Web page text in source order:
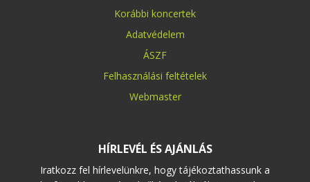
Korábbi koncertek
Adatvédelem
ÁSZF
Felhasználási feltételek
Webmaster
HÍRLEVÉL ÉS AJÁNLÁS
Iratkozz fel hírlevelünkre, hogy tájékoztathassunk a